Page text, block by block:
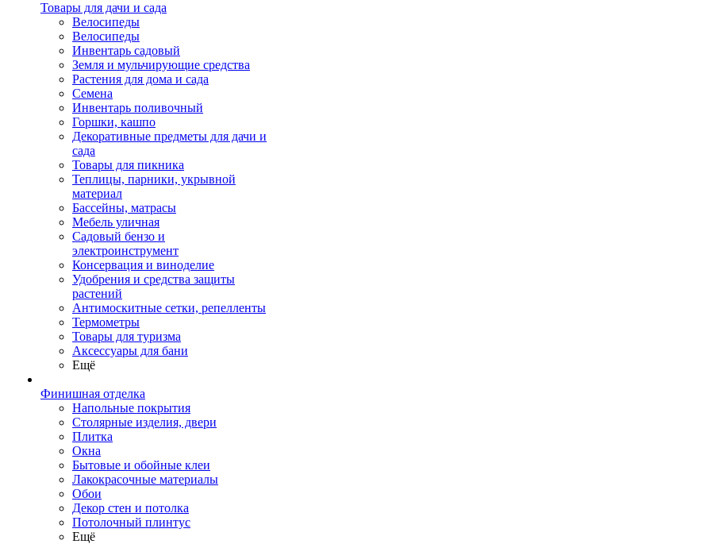
Товары для дачи и сада
Велосипеды
Велосипеды
Инвентарь садовый
Земля и мульчирующие средства
Растения для дома и сада
Семена
Инвентарь поливочный
Горшки, кашпо
Декоративные предметы для дачи и
сада
Товары для пикника
Теплицы, парники, укрывной
материал
Бассейны, матрасы
Мебель уличная
Садовый бензо и
электроинструмент
Консервация и виноделие
Удобрения и средства защиты
растений
Антимоскитные сетки, репелленты
Термометры
Товары для туризма
Аксессуары для бани
Ещё
Финишная отделка
Напольные покрытия
Столярные изделия, двери
Плитка
Окна
Бытовые и обойные клеи
Лакокрасочные материалы
Обои
Декор стен и потолка
Потолочный плинтус
Ещё